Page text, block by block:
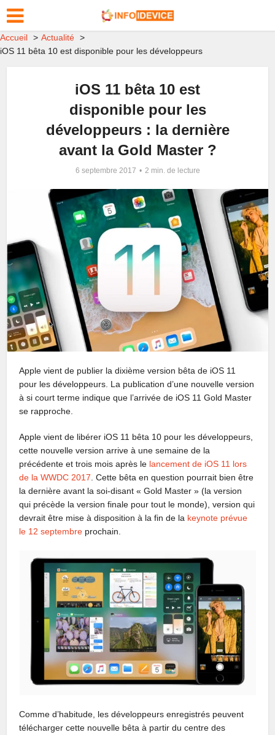
Accueil
Actualité
iOS 11 bêta 10 est disponible pour les développeurs
iOS 11 bêta 10 est
disponible pour les
développeurs : la dernière
avant la Gold Master ?
6 septembre 2017 2 min. de lecture
Apple vient de publier la dixième version bêta de iOS 11
pour les développeurs. La publication d’une nouvelle version
à si court terme indique que l’arrivée de iOS 11 Gold Master
se rapproche.
Apple vient de libérer iOS 11 bêta 10 pour les développeurs,
cette nouvelle version arrive à une semaine de la
précédente et trois mois après le lancement de iOS 11 lors
de la WWDC 2017 . Cette bêta en question pourrait bien être
la dernière avant la soi-disant « Gold Master » (la version
qui précède la version finale pour tout le monde), version qui
devrait être mise à disposition à la fin de la keynote prévue
le 12 septembre prochain.
Comme d’habitude, les développeurs enregistrés peuvent
télécharger cette nouvelle bêta à partir du centre des